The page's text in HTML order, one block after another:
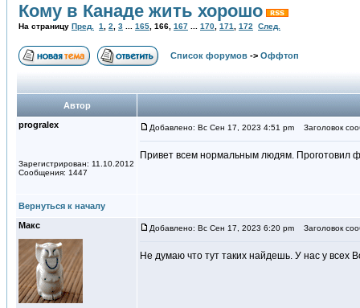
Кому в Канаде жить хорошо
На страницу Пред. 1 2 3 165 166 167 170 171 172 След.
Список форумов -> Оффтоп
Автор
progralex
Зарегистрирован: 11.10.2012
Сообщения: 1447
Добавлено: Вс Сен 17, 2023 4:51 pm Заголовок
Привет всем нормальным людям. Проготовил
Вернуться к началу
Макс
Добавлено: Вс Сен 17, 2023 6:20 pm Заголовок
Не думаю что тут таких найдешь. У нас у всех